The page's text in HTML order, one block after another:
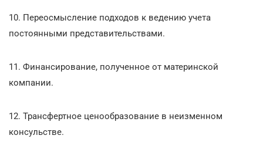
10. Переосмысление подходов к ведению учета
постоянными представительствами.
11. Финансирование, полученное от материнской
компании.
12. Трансфертное ценообразование в неизменном
консульстве.